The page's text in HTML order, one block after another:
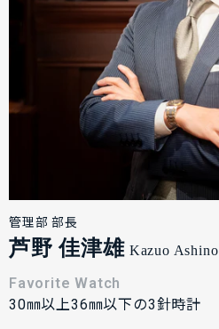
管理部 部長
芦野 佳津雄 Kazuo Ashino
Favorite Watch
30㎜以上36㎜以下の3針時計